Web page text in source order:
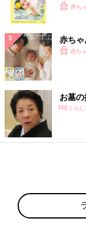
く！赤ち
赤ちゃ
赤ち
お墓
PR(くら